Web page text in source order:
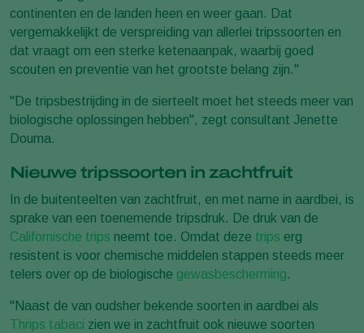
continenten en de landen heen en weer gaan. Dat
vergemakkelijkt de verspreiding van allerlei tripssoorten en
dat vraagt om een sterke ketenaanpak, waarbij goed
scouten en preventie van het grootste belang zijn."
"De tripsbestrijding in de sierteelt moet het steeds meer van
biologische oplossingen hebben", zegt consultant Jenette
Douma.
Nieuwe tripssoorten in zachtfruit
In de buitenteelten van zachtfruit, en met name in aardbei, is
sprake van een toenemende tripsdruk. De druk van de
Californische trips neemt toe. Omdat deze trips erg
resistent is voor chemische middelen stappen steeds meer
telers over op de biologische gewasbescherming.
"Naast de van oudsher bekende soorten in aardbei als
Thrips tabaci zien we in zachtfruit ook nieuwe soorten